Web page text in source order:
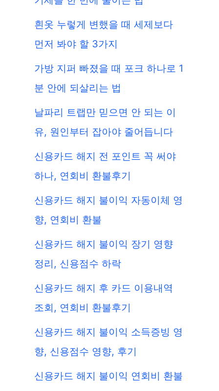
흰옷 누렇게 변했을 때 세제보다
먼저 봐야 할 3가지
가방 지퍼 빠졌을 때 포크 하나로 1
분 안에 되살리는 법
날파리 트랩만 믿으면 안 되는 이
유, 원인부터 잡아야 줄어듭니다
신용카드 해지 전 포인트 꼭 써야
하나, 연회비 환불후기
신용카드 해지 불이익 자동이체 영
향, 연회비 환불
신용카드 해지 불이익 장기 영향
정리, 신용점수 하락
신용카드 해지 후 카드 이용내역
조회, 연회비 환불후기
신용카드 해지 불이익 소득증빙 영
향, 신용점수 영향, 후기
신용카드 해지 불이익 연회비 환불